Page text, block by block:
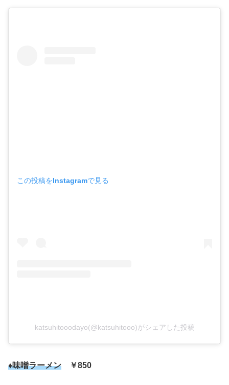
この投稿をInstagramで見る
katsuhitooodayo(@katsuhitooo)がシェアした投稿
♦味噌ラーメン ￥850